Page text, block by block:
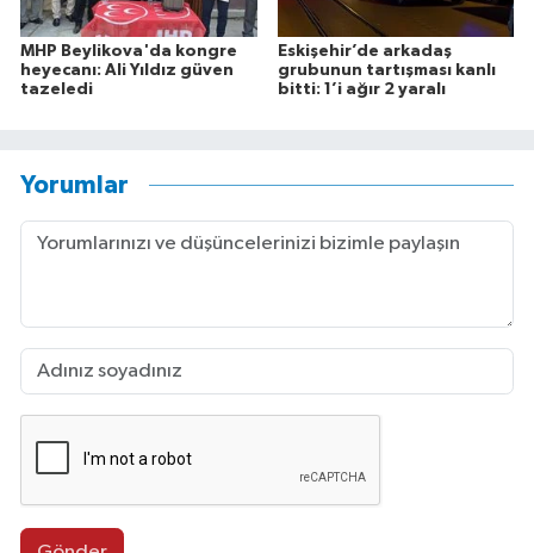
MHP Beylikova'da kongre
heyecanı: Ali Yıldız güven
tazeledi
Eskişehir’de arkadaş
grubunun tartışması kanlı
bitti: 1’i ağır 2 yaralı
Yorumlar